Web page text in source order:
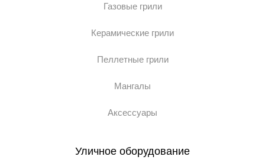
Газовые грили
Керамические грили
Пеллетные грили
Мангалы
Аксессуары
Уличное оборудование